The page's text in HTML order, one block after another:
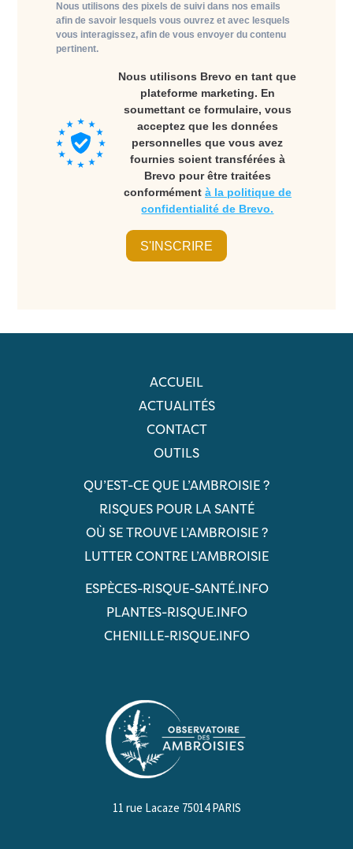
Nous utilisons des pixels de suivi dans nos emails
afin de savoir lesquels vous ouvrez et avec lesquels
vous interagissez, afin de vous envoyer du contenu
pertinent.
Nous utilisons Brevo en tant que
plateforme marketing. En
soumettant ce formulaire, vous
acceptez que les données
personnelles que vous avez
fournies soient transférées à
Brevo pour être traitées
conformément à la politique de
confidentialité de Brevo.
S'INSCRIRE
ACCUEIL
ACTUALITÉS
CONTACT
OUTILS
QU’EST-CE QUE L’AMBROISIE ?
RISQUES POUR LA SANTÉ
OÙ SE TROUVE L’AMBROISIE ?
LUTTER CONTRE L’AMBROISIE
ESPÈCES-RISQUE-SANTÉ.INFO
PLANTES-RISQUE.INFO
CHENILLE-RISQUE.INFO
11 rue Lacaze 75014 PARIS